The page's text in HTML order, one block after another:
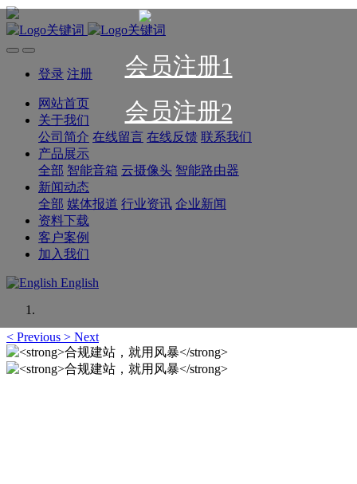
会员注册1
会员注册2
登录 注册
网站首页
关于我们
公司简介 在线留言 在线反馈 联系我们
产品展示
全部 智能音箱 云摄像头 智能路由器
新闻动态
全部 媒体报道 行业资讯 企业新闻
资料下载
客户案例
加入我们
English
< Previous > Next